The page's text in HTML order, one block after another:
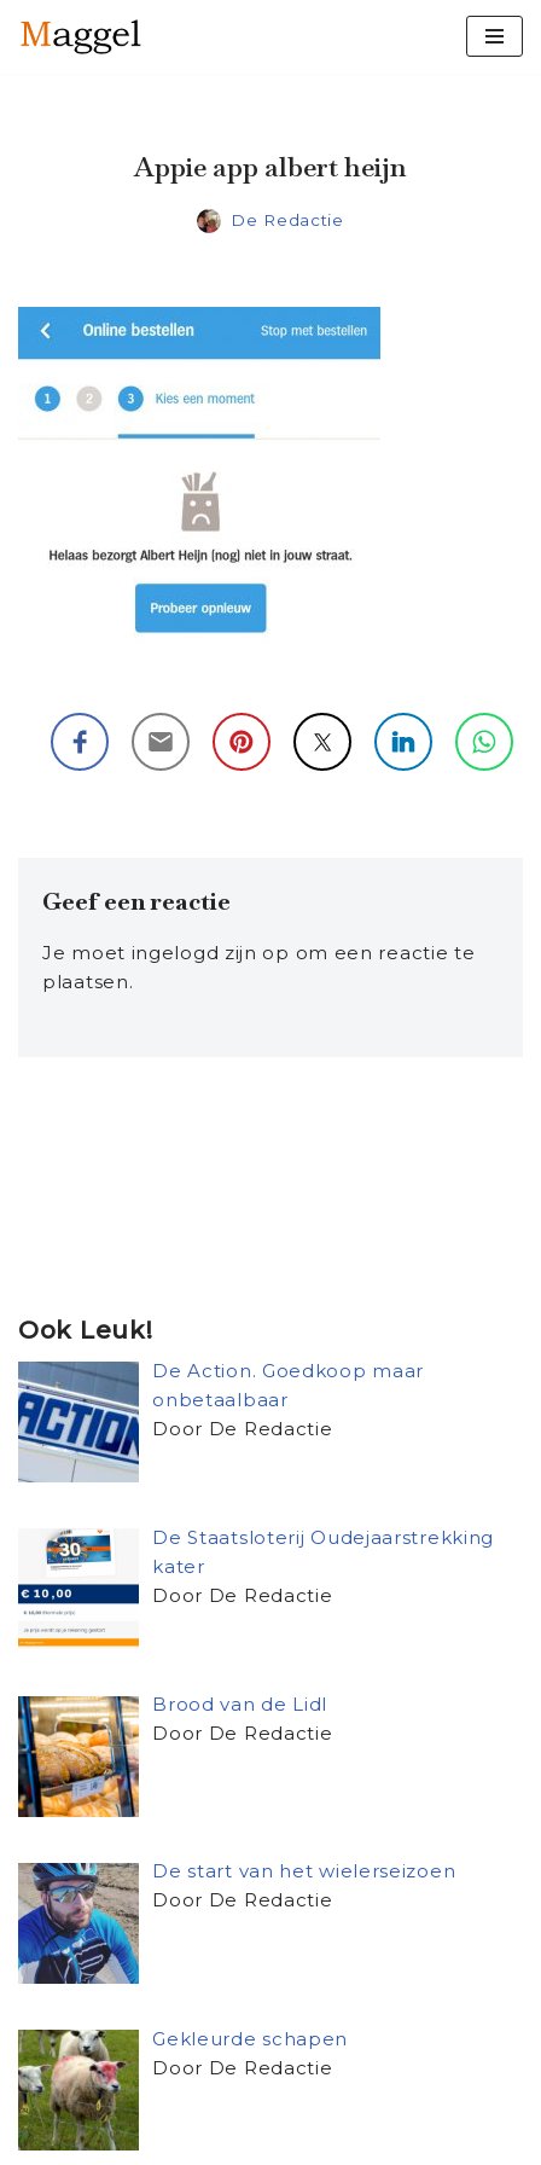
Appie app albert heijn
De Redactie
Geef een reactie
Je moet ingelogd zijn op om een reactie te
plaatsen.
Ook Leuk!
De Action. Goedkoop maar
onbetaalbaar
Door De Redactie
De Staatsloterij Oudejaarstrekking
kater
Door De Redactie
Brood van de Lidl
Door De Redactie
De start van het wielerseizoen
Door De Redactie
Gekleurde schapen
Door De Redactie